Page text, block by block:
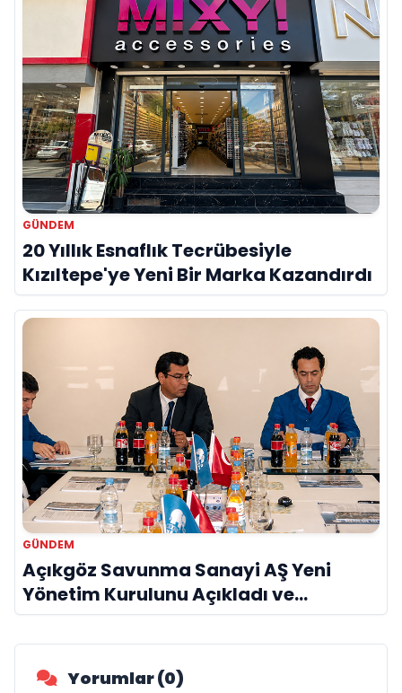
GÜNDEM
20 Yıllık Esnaflık Tecrübesiyle
Kızıltepe'ye Yeni Bir Marka Kazandırdı
GÜNDEM
Açıkgöz Savunma Sanayi AŞ Yeni
Yönetim Kurulunu Açıkladı ve
Savunma Sanayinde Küresel Vizyon
Vurgusu
Yorumlar (0)